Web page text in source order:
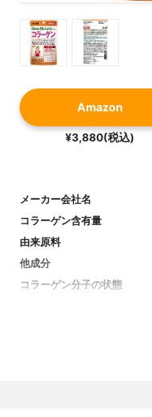
Amazon
¥3,880(税込)
メーカー会社名
コラーゲン含有量
由来原料
他成分
コラーゲン分子の状態